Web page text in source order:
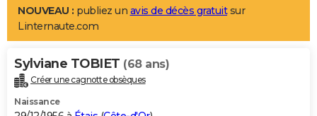
LIFESTYLE
Art de vivre
Bien-être
Loisirs
Mode
Modes de vie
Alimentation
Guide de la santé
Maladies
Médicaments
Sommeil
VOYAGE
Destinations
City break
Voyage nature
Voyage de noces
Forum
Climat
+PHOTO
NOUVEAU : publiez un avis de décès gratuitsur
Linternaute.com
Sylviane TOBIET (68 ans)
Créer une cagnotte obsèques
Naissance